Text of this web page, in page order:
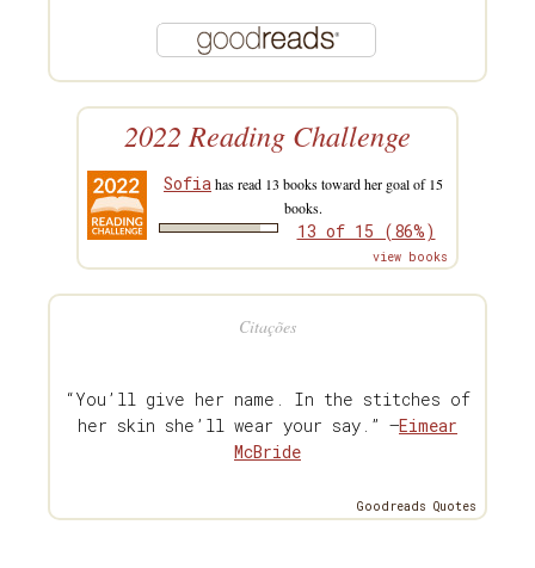
2022 Reading Challenge
Sofiahas read 13 books toward her goal of 15
books.
13 of 15 (86%)
view books
Citações
“You’ll give her name. In the stitches of
her skin she’ll wear your say.” —Eimear
McBride
Goodreads Quotes